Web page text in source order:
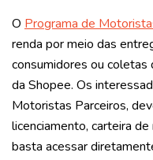
O Programa de
renda por meio das
consumidores ou
da Shopee. Os
Motoristas Parceiros,
licenciamento, carteira
basta acessar